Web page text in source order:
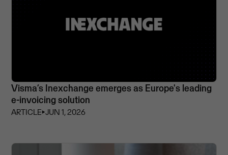
Visma’s Inexchange emerges as Europe's leading
e-invoicing solution
ARTICLE⏵JUN 1, 2026